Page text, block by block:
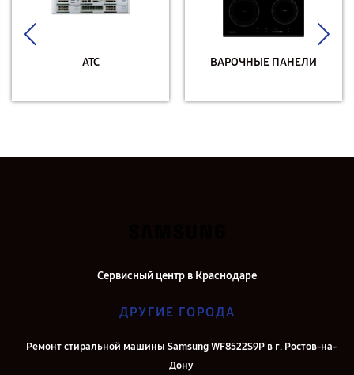
АТС ВАРОЧНЫЕ ПАНЕЛИ
Сервисный центр в Краснодаре
ДРУГИЕ ГОРОДА
Ремонт стиральной машины Samsung WF8522S9P в г. Ростов-на-
Дону